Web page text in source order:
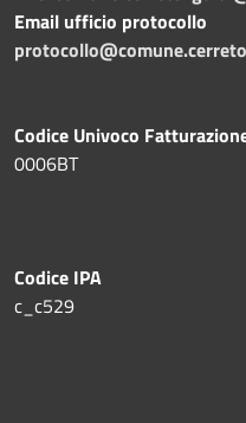
Email ufficio protocollo
Codice Univoco
0006BT
Codice IPA
c_c529